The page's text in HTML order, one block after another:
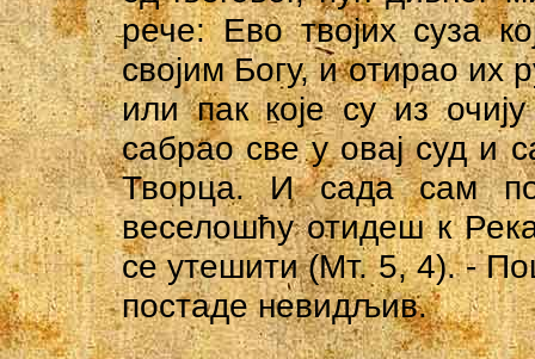
рече: Ево твојих суза
својим Богу, и отирао
или пак које су из
сабрао све у овај суд и
Творца. И сада сам
веселошћу отидеш к
се утешити (Мт. 5, 4). -
постаде невидљив.